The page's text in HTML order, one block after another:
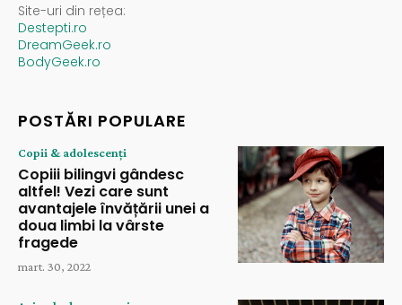
Site-uri din rețea:
Destepti.ro
DreamGeek.ro
BodyGeek.ro
POSTĂRI POPULARE
Copii & adolescenți
Copiii bilingvi gândesc
altfel! Vezi care sunt
avantajele învățării unei a
doua limbi la vârste
fragede
mart. 30, 2022